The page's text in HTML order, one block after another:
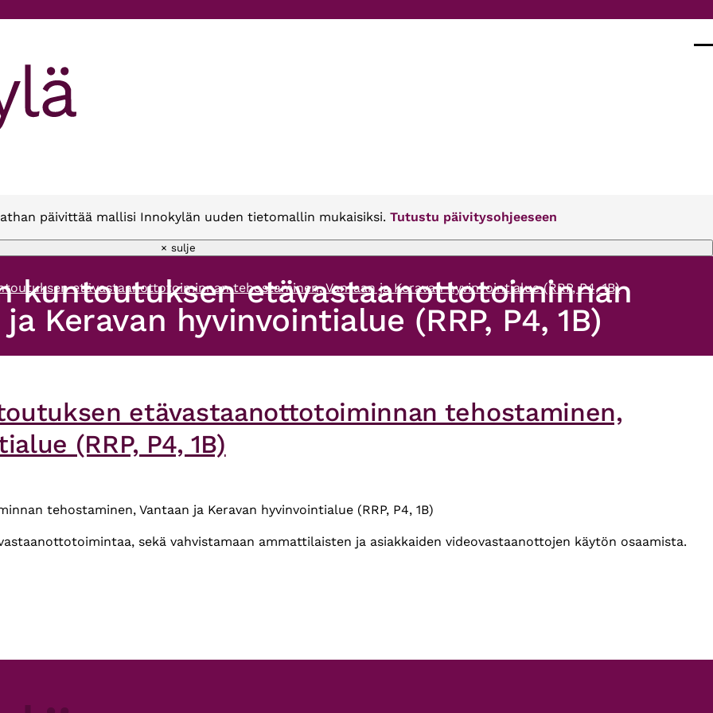
päivittää mallisi Innokylän uuden tietomallin mukaisiksi. Tutustu päivitysohjeeseen
× sulje
etävastaanottotoiminnan tehostaminen, Vantaan ja Keravan hyvinvointialue (RRP, P4, 1B)
kuntoutuksen etävastaanottotoiminnan
Keravan hyvinvointialue (RRP, P4, 1B)
etävastaanottotoiminnan tehostaminen,
(RRP, P4, 1B)
tehostaminen, Vantaan ja Keravan hyvinvointialue (RRP, P4, 1B)
sekä vahvistamaan ammattilaisten ja asiakkaiden videovastaanottojen käytön osaamista.